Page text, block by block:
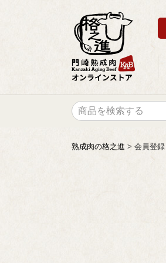
熟成肉の格之進 会員登録